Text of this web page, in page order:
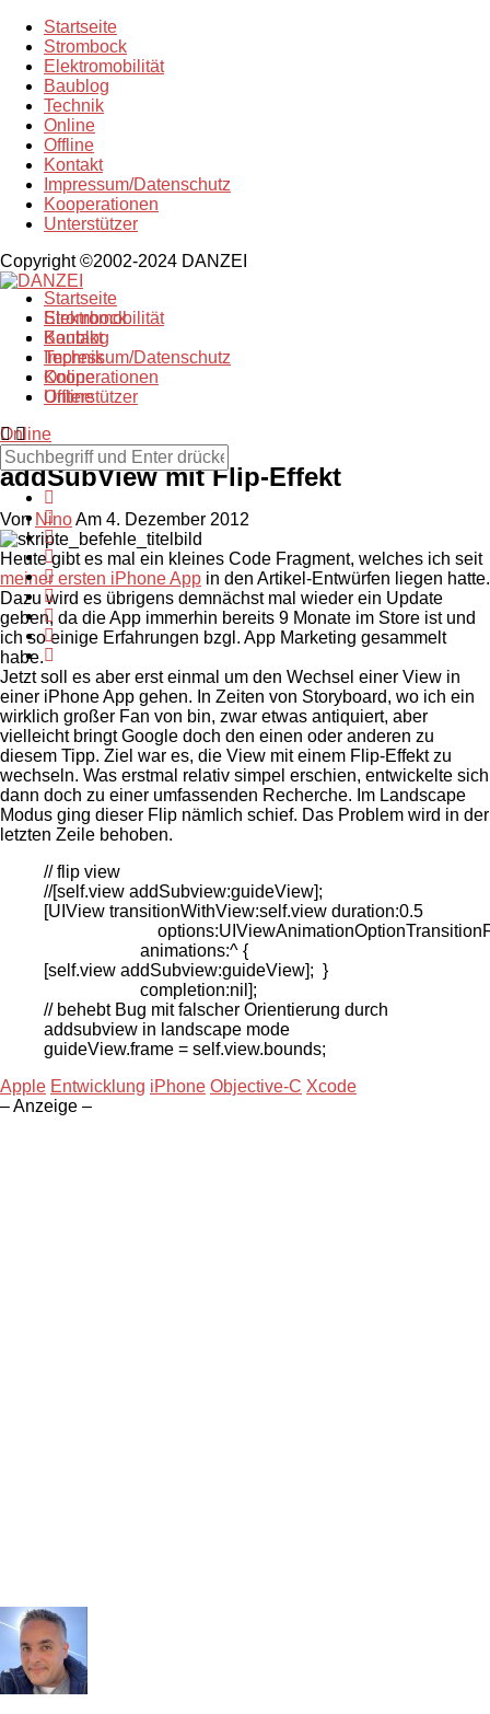
Startseite
Strombock
Elektromobilität
Baublog
Technik
Online
Offline
Kontakt
Impressum/Datenschutz
Kooperationen
Unterstützer
Copyright ©2002-2024 DANZEI
Startseite
Strombock
Kontakt
Impressum/Datenschutz
Kooperationen
Unterstützer
Elektromobilität
Baublog
Technik
Online
Offline
Online
addSubView mit Flip-Effekt
Von NinoAm 4. Dezember 2012
Heute gibt es mal ein kleines Code Fragment, welches ich seit
meiner ersten iPhone App in den Artikel-Entwürfen liegen hatte.
Dazu wird es übrigens demnächst mal wieder ein Update
geben, da die App immerhin bereits 9 Monate im Store ist und
ich so einige Erfahrungen bzgl. App Marketing gesammelt
habe.
Jetzt soll es aber erst einmal um den Wechsel einer View in
einer iPhone App gehen. In Zeiten von Storyboard, wo ich ein
wirklich großer Fan von bin, zwar etwas antiquiert, aber
vielleicht bringt Google doch den einen oder anderen zu
diesem Tipp. Ziel war es, die View mit einem Flip-Effekt zu
wechseln. Was erstmal relativ simpel erschien, entwickelte sich
dann doch zu einer umfassenden Recherche. Im Landscape
Modus ging dieser Flip nämlich schief. Das Problem wird in der
letzten Zeile behoben.
// flip view
//[self.view addSubview:guideView];
[UIView transitionWithView:self.view duration:0.5
animations:^ {
[self.view addSubview:guideView]; }
completion:nil];
// behebt Bug mit falscher Orientierung durch
addsubview in landscape mode
guideView.frame = self.view.bounds;
Apple Entwicklung iPhone Objective-C Xcode
– Anzeige –